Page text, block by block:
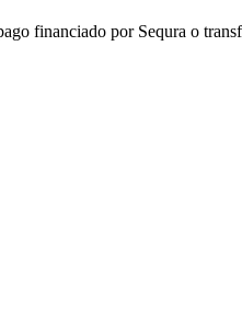
financiado por Sequra o